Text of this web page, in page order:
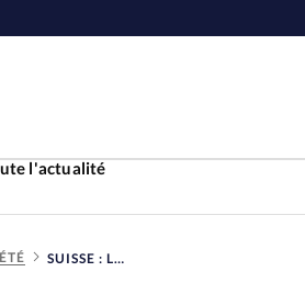
l'actualité
SUISSE : LE NOMBRE DE MARIAGES EST EN BAISSE ET LA PANDÉMIE N’AIDE PAS